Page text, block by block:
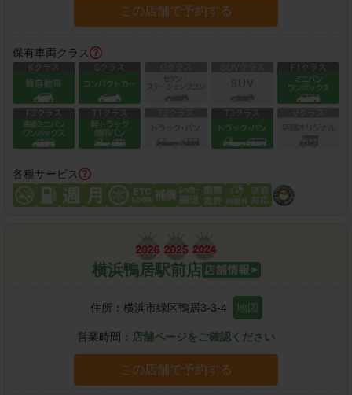
この店舗で予約する
保有車両クラス
各種サービス
横浜鴨居駅前店
住所： 横浜市緑区鴨居3-3-4 地図
営業時間： 店舗ページをご確認ください
この店舗で予約する